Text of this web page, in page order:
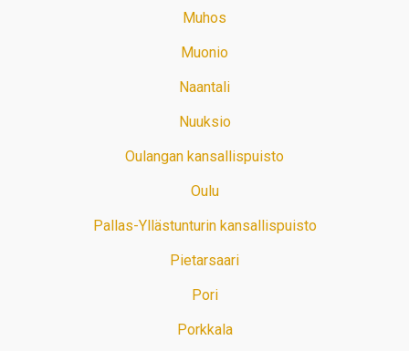
Muhos
Muonio
Naantali
Nuuksio
Oulangan kansallispuisto
Oulu
Pallas-Yllästunturin kansallispuisto
Pietarsaari
Pori
Porkkala